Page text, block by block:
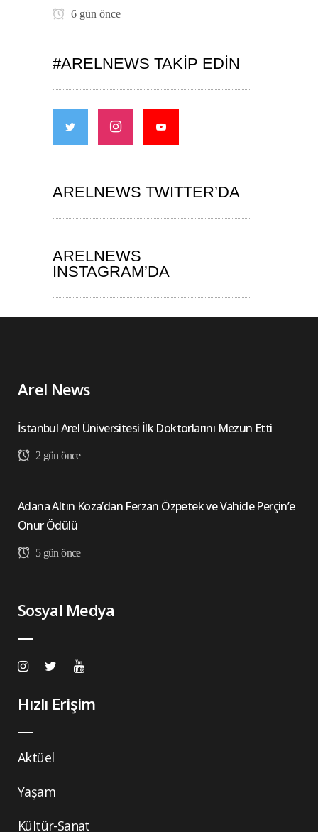
6 gün önce
#ARELNEWS TAKIP EDIN
ARELNEWS TWITTER’DA
ARELNEWS
INSTAGRAM’DA
Arel News
İstanbul Arel Üniversitesi İlk Doktorlarını Mezun Etti
2 gün önce
Adana Altın Koza’dan Ferzan Özpetek ve Vahide Perçin’e
Onur Ödülü
5 gün önce
Sosyal Medya
Hızlı Erişim
Aktüel
Yaşam
Kültür-Sanat